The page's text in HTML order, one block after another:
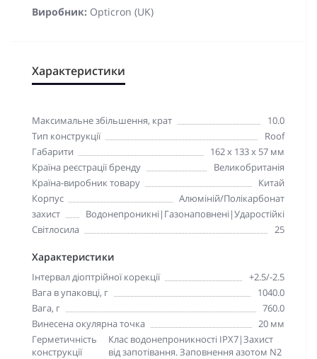
Виробник: Opticron (UK)
Характеристики
Максимальне збільшення, крат
10.0
Тип конструкції
Roof
Габарити
162 x 133 x 57 мм
Країна реєстрації бренду
Великобританія
Країна-виробник товару
Китай
Корпус
Алюміній/Полікарбонат
захист
Водонепроникні|Газонаповнені|Ударостійкі
Світлосила
25
Характеристики
Інтервал діоптрійної корекції
+2.5/-2.5
Вага в упаковці, г
1040.0
Вага, г
760.0
Винесена окулярна точка
20 мм
Герметичність
конструкції
Клас водонепроникності IPX7|Захист
від запотівання. Заповнення азотом N2